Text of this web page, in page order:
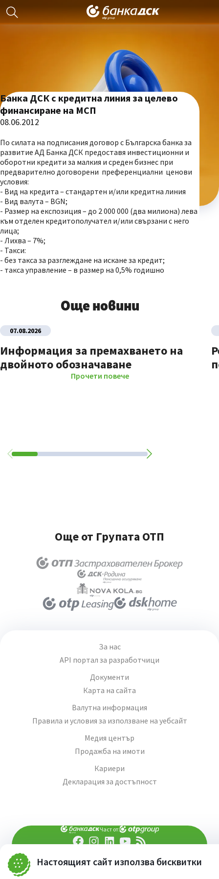
Настоящият сайт използва бисквитки
Банка ДСК с кредитна линия за целево
финансиране на МСП
08.06.2012
По силата на подписания договор с Българска банка за
развитие АД Банка ДСК предоставя инвестиционни и
оборотни кредити за малкия и среден бизнес при
предварително договорени преференциални ценови
условия:
- Вид на кредита – стандартен и/или кредитна линия
- Вид валута – BGN;
- Размер на експозиция – до 2 000 000 (два милиона) лева
към отделен кредитополучател и/или свързани с него
лица;
- Лихва – 7%;
- Такси:
- без такса за разглеждане на искане за кредит;
- такса управление – в размер на 0,5% годишно
Още новини
07.08.2026
Информация за премахването на
двойното обозначаване
Прочети повече
Още от Групата ОТП
За нас
API портал за разработчици
Документи
Карта на сайта
Валутна информация
Правила и условия за използване на уебсайт
Медия център
Продажба на имоти
Кариери
Декларация за достъпност
Част от:
При въпроси -попитай AI асистента ни